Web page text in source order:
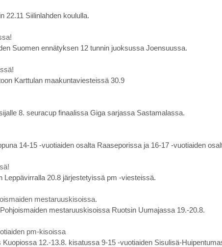
22.11 Siilinlahden koululla.
Suomen ennätyksen 12 tunnin juoksussa Joensuussa.
Karttulan maakuntaviesteissä 30.9
8. seuracup finaalissa Giga sarjassa Sastamalassa.
14-15 -vuotiaiden osalta Raaseporissa ja 16-17 -vuotiaiden
20.8 järjestetyissä pm -viesteissä.
mestaruuskisoissa.
mestaruuskisoissa Ruotsin Uumajassa 19.-20.8.
pm-kisoissa
12.-13.8. kisatussa 9-15 -vuotiaiden Sisulisä-